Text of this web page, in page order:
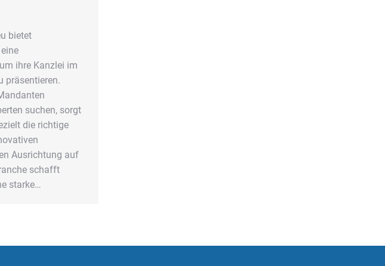
bietet
ihre Kanzlei im
präsentieren.
suchen, sorgt
die richtige
Ausrichtung auf
schafft
starke…